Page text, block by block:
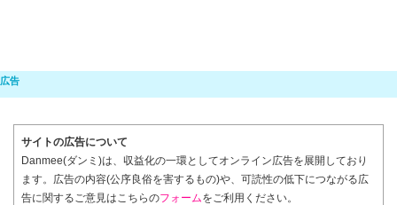
サイトの広告について
Danmee(ダンミ)は、収益化の一環としてオンライン広告を展開しており
ます。広告の内容(公序良俗を害するもの)や、可読性の低下につながる広
告に関するご意見はこちらのフォームをご利用ください。